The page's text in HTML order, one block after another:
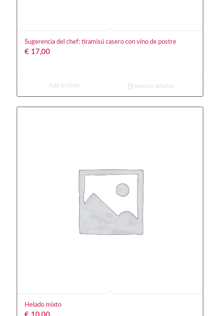
Sugerencia del chef: tiramisú casero con vino de postre
€17,00
Add to Order Mostrar detalles
Helado mixto